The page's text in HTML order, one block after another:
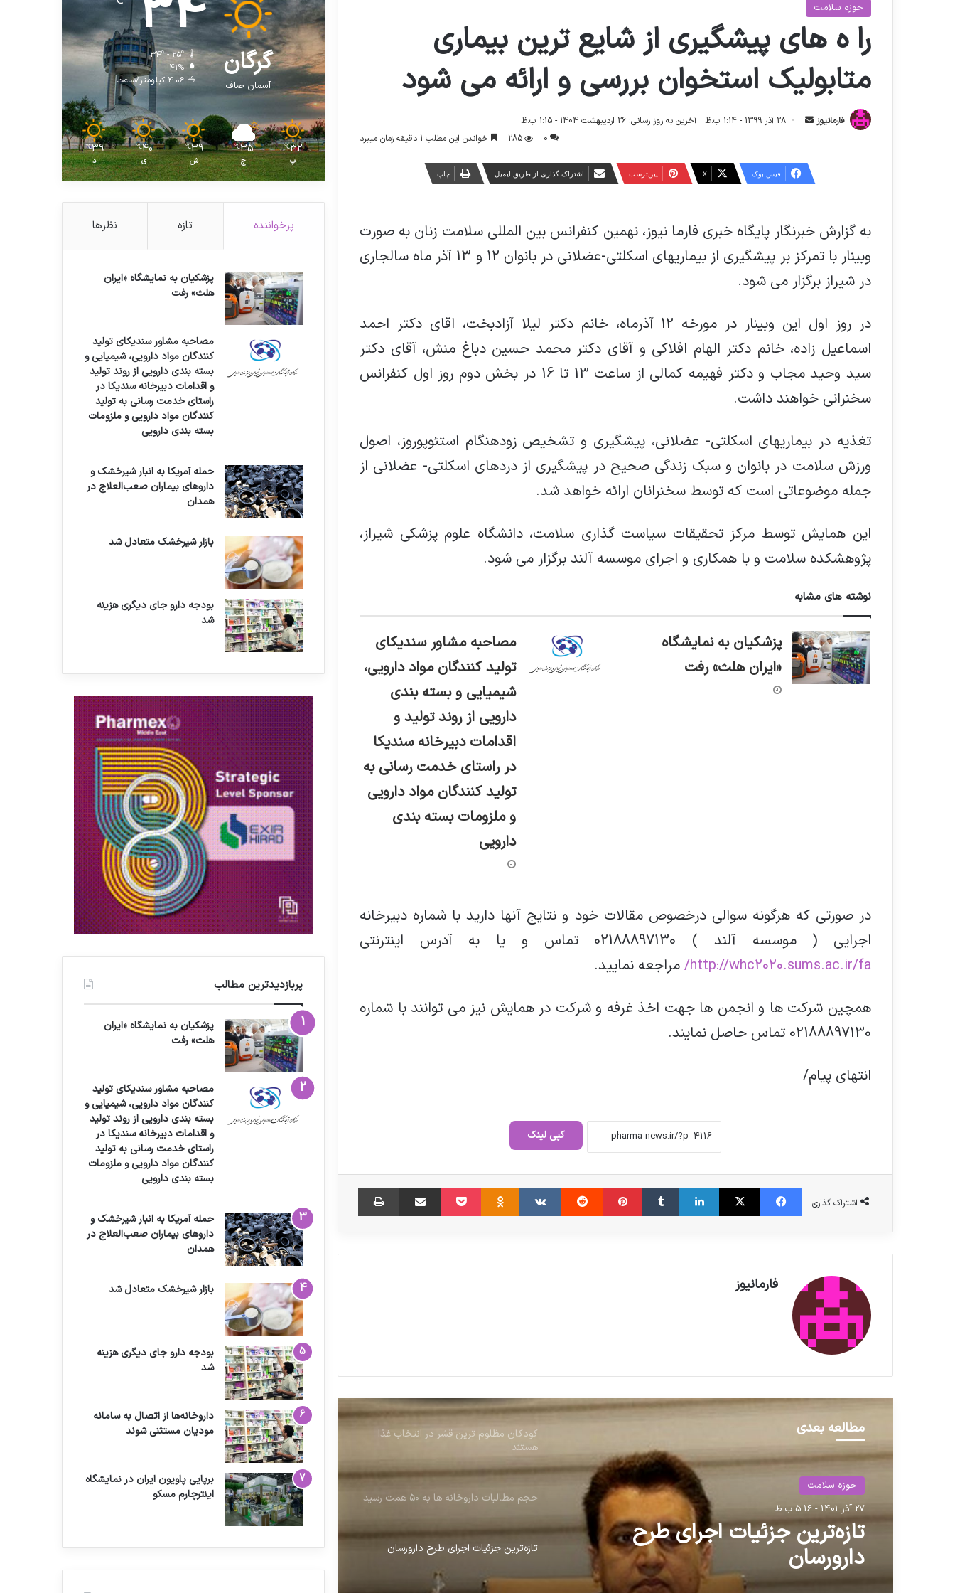
حوزه سلامت
را ه های پیشگیری از شايع ترين بيماري
متابوليك استخوان بررسی و ارائه می شود
فارمانیوز
م
ی
ل
28 آذر 1399 - 1:14 ب.ظ
آخرین به روز رسانی: 26 اردیبهشت 1404 - 1:15 ب.ظ
0
285 خواندن این مطلب 1 دقیقه زمان میبرد
فیس بوک X ‫پین‌ترست اشتراک گذاری از طریق ایمیل چاپ
به گزارش خبرنگار پایگاه خبری فارما نیوز، نهمین کنفرانس بين المللي سلامت زنان به صورت
وبینار با تمرکز بر پیشگیری از بیماریهای اسکلتی-عضلانی در بانوان 12 و 13 آذر ماه سالجاری
در شیراز برگزار می شود.
در روز اول این وبینار در مورخه 12 آذرماه، خانم دکتر لیلا آزادبخت، اقای دکتر احمد
اسماعیل زاده، خانم دکتر الهام افلاکی و آقای دکتر محمد حسین دباغ منش، آقای دکتر
سید وحید مجاب و دکتر فهیمه کمالی از ساعت 13 تا 16 در بخش دوم روز اول کنفرانس
سخنرانی خواهند داشت.
تغذیه در بیماریهای اسکلتی- عضلانی، پیشگیری و تشخیص زودهنگام استئوپوروز، اصول
ورزش سلامت در بانوان و سبک زندگی صحیح در پیشگیری از دردهای اسکلتی- عضلانی از
جمله موضوعاتی است که توسط سخنرانان ارائه خواهد شد.
این همایش توسط مرکز تحقیقات سیاست گذاری سلامت، دانشگاه علوم پزشکی شیراز،
پژوهشکده سلامت و با همکاری و اجرای موسسه آلند برگزار می شود.
نوشته های مشابه
پزشکیان به نمایشگاه
«ایران هلث» رفت
مصاحبه مشاور سندیکای
تولید کنندگان مواد دارویی،
شیمیایی و بسته بندی
دارویی از روند تولید و
اقدامات دبیرخانه سندیکا
در راستای خدمت رسانی به
تولید کنندگان مواد دارویی
و ملزومات بسته بندی
دارویی
در صورتی که هرگونه سوالی درخصوص مقالات خود و نتایج آنها دارید با شماره دبیرخانه
اجرایی ( موسسه آلند ) 02188897130 تماس و یا به آدرس اینترنتی
http://whc2020.sums.ac.ir/fa/ مراجعه نمایید.
همچین شرکت ها و انجمن ها جهت اخذ غرفه و شرکت در همایش نیز می توانند با شماره
02188897130 تماس حاصل نمایند.
انتهای پیام/
کپی لینک
اشتراک گذاری
فیس بوک X لینکدین ‫تامبلر ‫پین‌ترست ‫رددیت ‫VKontakte
‫Odnoklassniki پاکت اشتراک گذاری از طریق ایمیل
فارمانیوز
مطالعه بعدی
حوزه سلامت
27 آذر 1401 - 5:16 ب.ظ
تازه‌ترین جزئیات اجرای طرح
دارو
31 خرداد 1405 - 11:00 ق.ظ
تازه‌ترین جزئیات اجرای طرح دارورسان
تأکید بر حاکمیت قوانین سلامت و ابلاغ
کودکان مظلوم ترین قشر در انتخاب غذا
هستند
حجم مطالبات داروخانه ها به ۵۰ همت رسید
توافق‌نامه به ۱۸ هزار داروخانه
گرگان
آسمان صاف
34º - 25º
41%
4.06 کیلومتر/ساعت
32
℃
پ
35
℃
ج
39
℃
ش
40
℃
ی
39
℃
د
پرخواننده تازه نظرها
پزشکیان به نمایشگاه «ایران
هلث» رفت
مصاحبه مشاور سندیکای تولید
کنندگان مواد دارویی، شیمیایی و
بسته بندی دارویی از روند تولید
و اقدامات دبیرخانه سندیکا در
راستای خدمت رسانی به تولید
کنندگان مواد دارویی و ملزومات
بسته بندی دارویی
حمله آمریکا به انبار شیرخشک و
داروهای بیماران صعب‌العلاج در
همدان
بازار شیرخشک متعادل شد
بودجه دارو جای دیگری هزینه
شد
پربازدیدترین مطالب
پزشکیان به نمایشگاه «ایران
هلث» رفت
مصاحبه مشاور سندیکای تولید
کنندگان مواد دارویی، شیمیایی و
بسته بندی دارویی از روند تولید
و اقدامات دبیرخانه سندیکا در
راستای خدمت رسانی به تولید
کنندگان مواد دارویی و ملزومات
بسته بندی دارویی
حمله آمریکا به انبار شیرخشک و
داروهای بیماران صعب‌العلاج در
همدان
بازار شیرخشک متعادل شد
بودجه دارو جای دیگری هزینه
شد
داروخانه‌ها از اتصال به سامانه
مودیان مستثنی شوند
برپایی پاویون ایران در نمایشگاه
اینترچارم مسکو